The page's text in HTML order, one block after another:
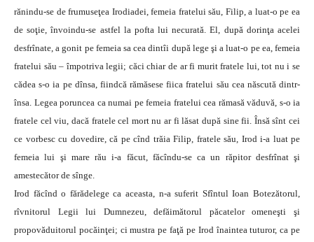
rănindu-se de frumuseţea Irodiadei, femeia fratelui său, Filip, a luat-o pe ea
de soţie, învoindu-se astfel la pofta lui necurată. El, după dorinţa acelei
desfrînate, a gonit pe femeia sa cea dintîi după lege şi a luat-o pe ea, femeia
fratelui său – împotriva legii; căci chiar de ar fi murit fratele lui, tot nu i se
cădea s-o ia pe dînsa, fiindcă rămăsese fiica fratelui său cea născută dintr-
însa. Legea poruncea ca numai pe femeia fratelui cea rămasă văduvă, s-o ia
fratele cel viu, dacă fratele cel mort nu ar fi lăsat după sine fii. Însă sînt cei
ce vorbesc cu dovedire, că pe cînd trăia Filip, fratele său, Irod i-a luat pe
femeia lui şi mare rău i-a făcut, făcîndu-se ca un răpitor desfrînat şi
amestecător de sînge.
Irod făcînd o fărădelege ca aceasta, n-a suferit Sfîntul Ioan Botezătorul,
rîvnitorul Legii lui Dumnezeu, defăimătorul păcatelor omeneşti şi
propovăduitorul pocăinţei; ci mustra pe faţă pe Irod înaintea tuturor, ca pe